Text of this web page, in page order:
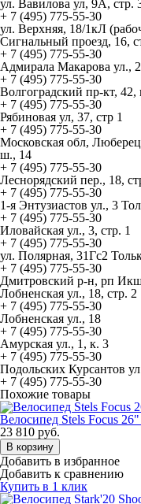
ул. Вавилова ул, 9А, стр.
+ 7 (495) 775-55-30
ул. Верхняя, 18/1кЛ
Сигнальный проезд, 16,
+ 7 (495) 775-55-30
Адмирала Макарова ул., 2
+ 7 (495) 775-55-30
Волгоградский пр-кт, 42,
+ 7 (495) 775-55-30
Рябиновая ул, 37, стр 1
+ 7 (495) 775-55-30
Московская обл,
ш., 14
+ 7 (495) 775-55-30
Леснорядский пер., 18,
+ 7 (495) 775-55-30
1-я Энтузиастов ул., 3
+ 7 (495) 775-55-30
Иловайская ул., 3, стр. 1
+ 7 (495) 775-55-30
ул. Полярная, 31Гс2
+ 7 (495) 775-55-30
Дмитровский р-н, рп
Лобненская ул., 18, стр. 2
+ 7 (495) 775-55-30
Лобненская ул., 18
+ 7 (495) 775-55-30
Амурская ул., 1, к. 3
+ 7 (495) 775-55-30
Подольских Курсантов
+ 7 (495) 775-55-30
Похожие товары
Велосипед Stels Focus
23 810 руб.
В корзину
Добавить в избранное
Добавить к сравнению
Купить в 1 клик